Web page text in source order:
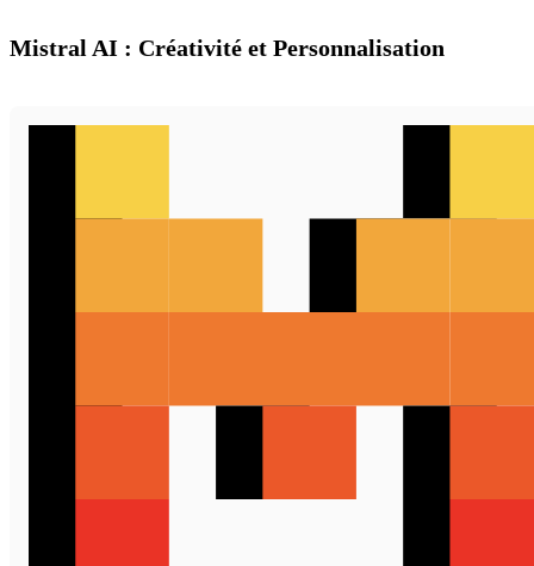
Mistral AI : Créativité et Personnalisation